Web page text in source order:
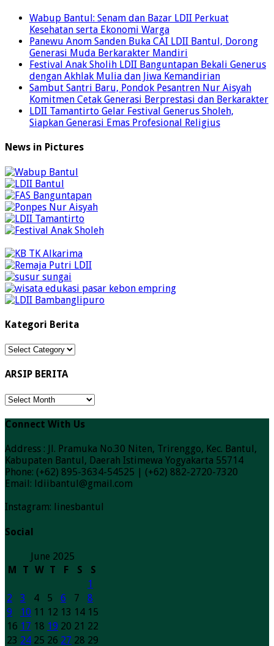
Wabup Bantul: Senam dan Bazar LDII Perkuat
Kesehatan serta Ekonomi Warga
Panewu Anom Sanden Buka CAI LDII Bantul, Dorong
Generasi Muda Berkarakter Mandiri
Festival Anak Sholih LDII Banguntapan Bekali Generus
dengan Akhlak Mulia dan Jiwa Kemandirian
Sambut Santri Baru, Pondok Pesantren Nur Aisyah
Komitmen Cetak Generasi Berprestasi dan Berkarakter
LDII Tamantirto Gelar Festival Generus Sholeh,
Siapkan Generasi Emas Profesional Religius
News in Pictures
Kategori Berita
Kategori
ARSIP BERITA
ARSIP
Connect With Us
Address : Jl. Pramuka No.30 Niten, Trirenggo, Kec. Bantul,
Kabupaten Bantul, Daerah Istimewa Yogyakarta 55714
Phone: (+62) 895-3634-54525 | (+62) 882-2720-7320
Email: ldiibantul@gmail.com
Instagram: linesbantul
Social
June 2025
M
T W T F S
S
1
2
3 4 5 6 7
8
9
10 11 12 13 14 15
16 17 18 19 20 21 22
23 24 25 26 27 28 29